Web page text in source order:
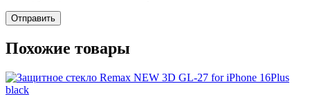
Похожие товары